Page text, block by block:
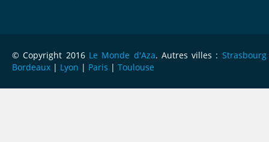
© Copyright 2016 Le Monde d'Aza. Autres villes : Strasbourg
Bordeaux | Lyon | Paris | Toulouse